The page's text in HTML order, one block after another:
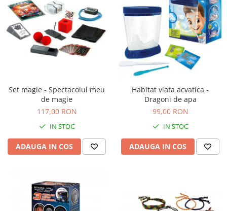
Set magie - Spectacolul meu
de magie
117,00 RON
IN STOC
ADAUGA IN COS
Habitat viata acvatica -
Dragoni de apa
99,00 RON
IN STOC
ADAUGA IN COS